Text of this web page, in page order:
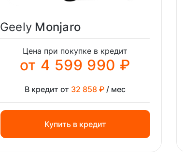
Geely Monjaro
Цена при покупке в кредит
от 4 599 990 ₽
В кредит от 32 858 ₽/ мес
Купить в кредит